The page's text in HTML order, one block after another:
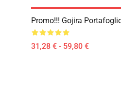
Promo!!! Gojira
31,28 € - 59,80 €